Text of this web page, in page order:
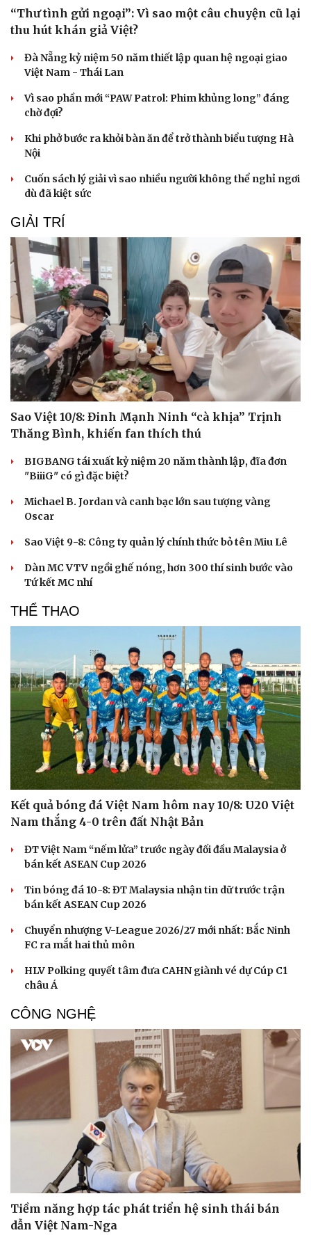
Du lịch
Tư vấn
Săn Tour
check-in
Podcast
Câu chuyện thời sự
Đọc truyện đêm khuya
Cửa sổ tình yêu
Kể chuyện cho bé
Hạt giống tâm hồn
“Thư tình gửi ngoại”: Vì sao một câu chuyện cũ lại
thu hút khán giả Việt?
Đà Nẵng kỷ niệm 50 năm thiết lập quan hệ ngoại giao
Việt Nam - Thái Lan
Vì sao phần mới “PAW Patrol: Phim khủng long” đáng
chờ đợi?
Khi phở bước ra khỏi bàn ăn để trở thành biểu tượng Hà
Nội
Cuốn sách lý giải vì sao nhiều người không thể nghỉ ngơi
dù đã kiệt sức
GIẢI TRÍ
Sao Việt 10/8: Đinh Mạnh Ninh “cà khịa” Trịnh
Thăng Bình, khiến fan thích thú
BIGBANG tái xuất kỷ niệm 20 năm thành lập, đĩa đơn
"BiiiG" có gì đặc biệt?
Michael B. Jordan và canh bạc lớn sau tượng vàng
Oscar
Sao Việt 9-8: Công ty quản lý chính thức bỏ tên Miu Lê
Dàn MC VTV ngồi ghế nóng, hơn 300 thí sinh bước vào
Tứ kết MC nhí
THỂ THAO
Kết quả bóng đá Việt Nam hôm nay 10/8: U20 Việt
Nam thắng 4-0 trên đất Nhật Bản
ĐT Việt Nam “nếm lửa” trước ngày đối đầu Malaysia ở
bán kết ASEAN Cup 2026
Tin bóng đá 10-8: ĐT Malaysia nhận tin dữ trước trận
bán kết ASEAN Cup 2026
Chuyển nhượng V-League 2026/27 mới nhất: Bắc Ninh
FC ra mắt hai thủ môn
HLV Polking quyết tâm đưa CAHN giành vé dự Cúp C1
châu Á
CÔNG NGHỆ
Tiềm năng hợp tác phát triển hệ sinh thái bán
dẫn Việt Nam-Nga